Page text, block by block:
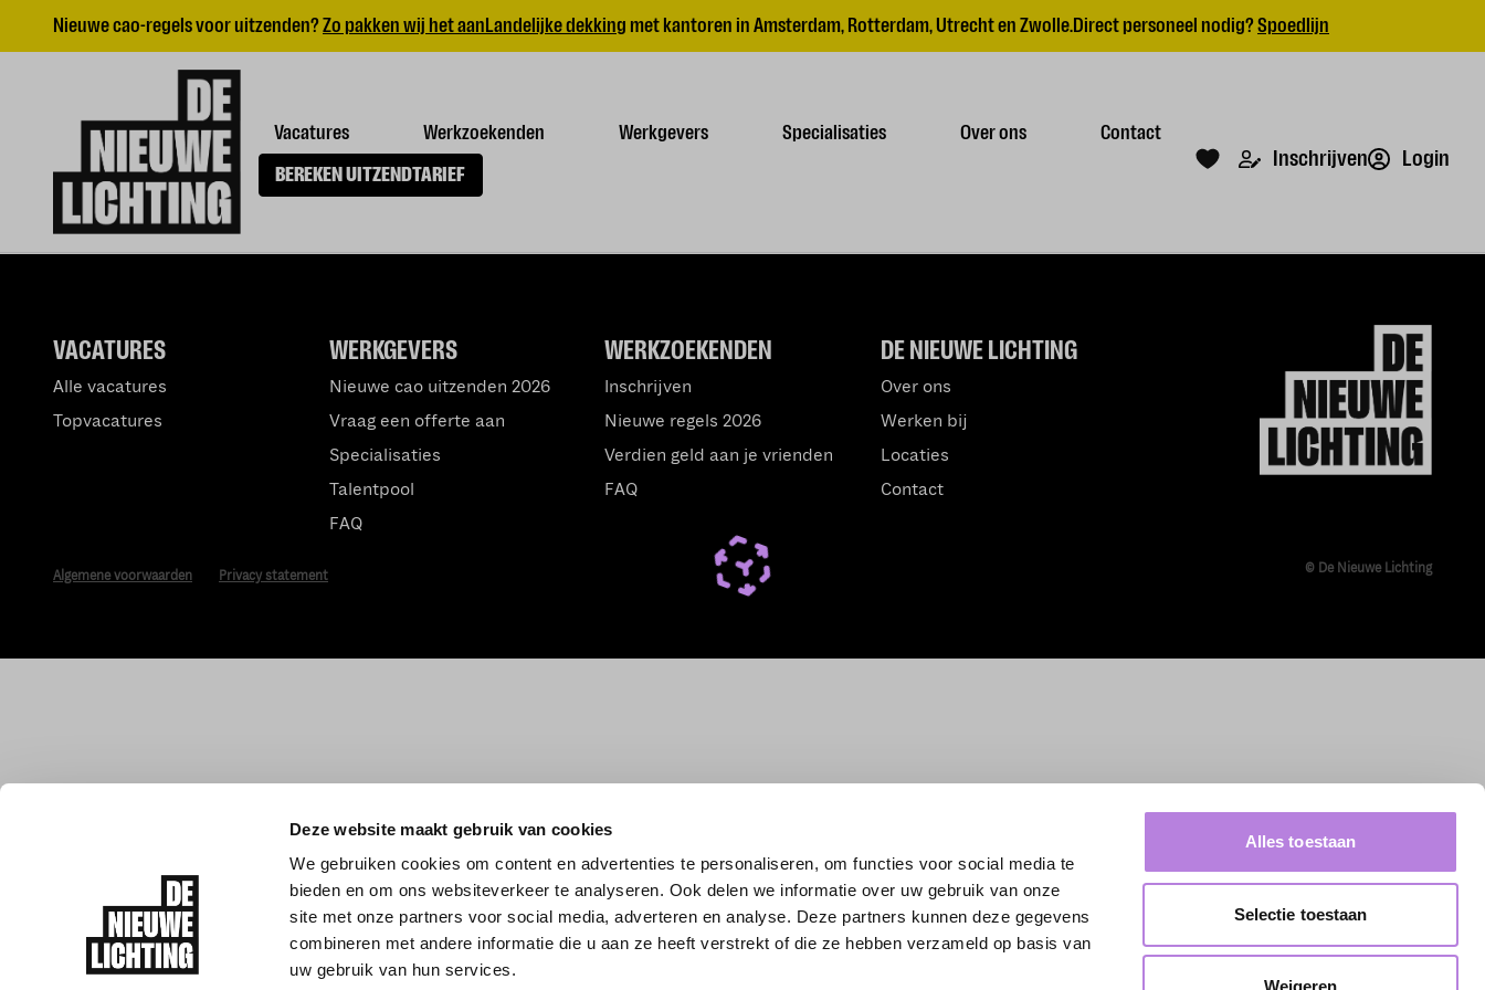
Deze website maakt gebruik van cookies
We gebruiken cookies om content en advertenties te personaliseren, om functies voor social media te
bieden en om ons websiteverkeer te analyseren. Ook delen we informatie over uw gebruik van onze
site met onze partners voor social media, adverteren en analyse. Deze partners kunnen deze gegevens
combineren met andere informatie die u aan ze heeft verstrekt of die ze hebben verzameld op basis van
uw gebruik van hun services.
Alles toestaan
Selectie toestaan
Weigeren
Nieuwe cao-regels voor uitzenden?Zo pakken wij het aanLandelijke dekking met kantoren in Amsterdam, Rotterdam, Utrecht en Zwolle.Direct personeel nodig?Spoedlijn
Vacatures Werkzoekenden Werkgevers Specialisaties Over ons
Contact
BEREKEN UITZENDTARIEF
Inschrijven Login
DE NIEUWE LICHTING
Over ons
Werken bij
Locaties
Contact
WERKZOEKENDEN
Inschrijven
Nieuwe regels 2026
Verdien geld aan je vrienden
FAQ
WERKGEVERS
Nieuwe cao uitzenden 2026
Vraag een offerte aan
Specialisaties
Talentpool
FAQ
VACATURES
Alle vacatures
Topvacatures
Algemene voorwaarden Privacy statement © De Nieuwe Lichting